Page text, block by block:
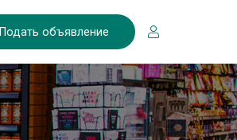
Подать объявление